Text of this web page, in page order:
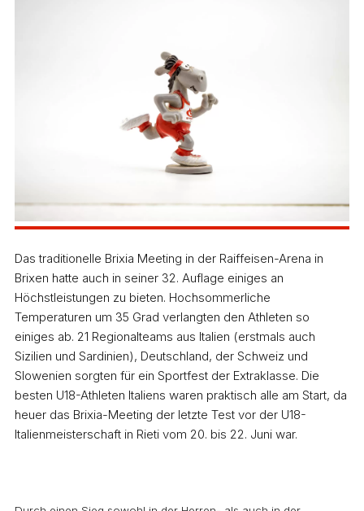
Das traditionelle Brixia Meeting in der Raiffeisen-Arena in
Brixen hatte auch in seiner 32. Auflage einiges an
Höchstleistungen zu bieten. Hochsommerliche
Temperaturen um 35 Grad verlangten den Athleten so
einiges ab. 21 Regionalteams aus Italien (erstmals auch
Sizilien und Sardinien), Deutschland, der Schweiz und
Slowenien sorgten für ein Sportfest der Extraklasse. Die
besten U18-Athleten Italiens waren praktisch alle am Start, da
heuer das Brixia-Meeting der letzte Test vor der U18-
Italienmeisterschaft in Rieti vom 20. bis 22. Juni war.